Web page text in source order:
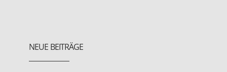
NEUE BEITRÄGE